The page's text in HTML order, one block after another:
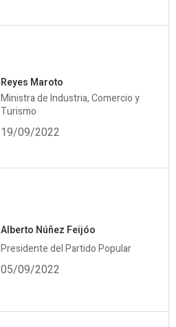
Reyes Maroto
Ministra de Industria, Comercio y
Turismo
19/09/2022
Alberto Núñez Feijóo
Presidente del Partido Popular
05/09/2022